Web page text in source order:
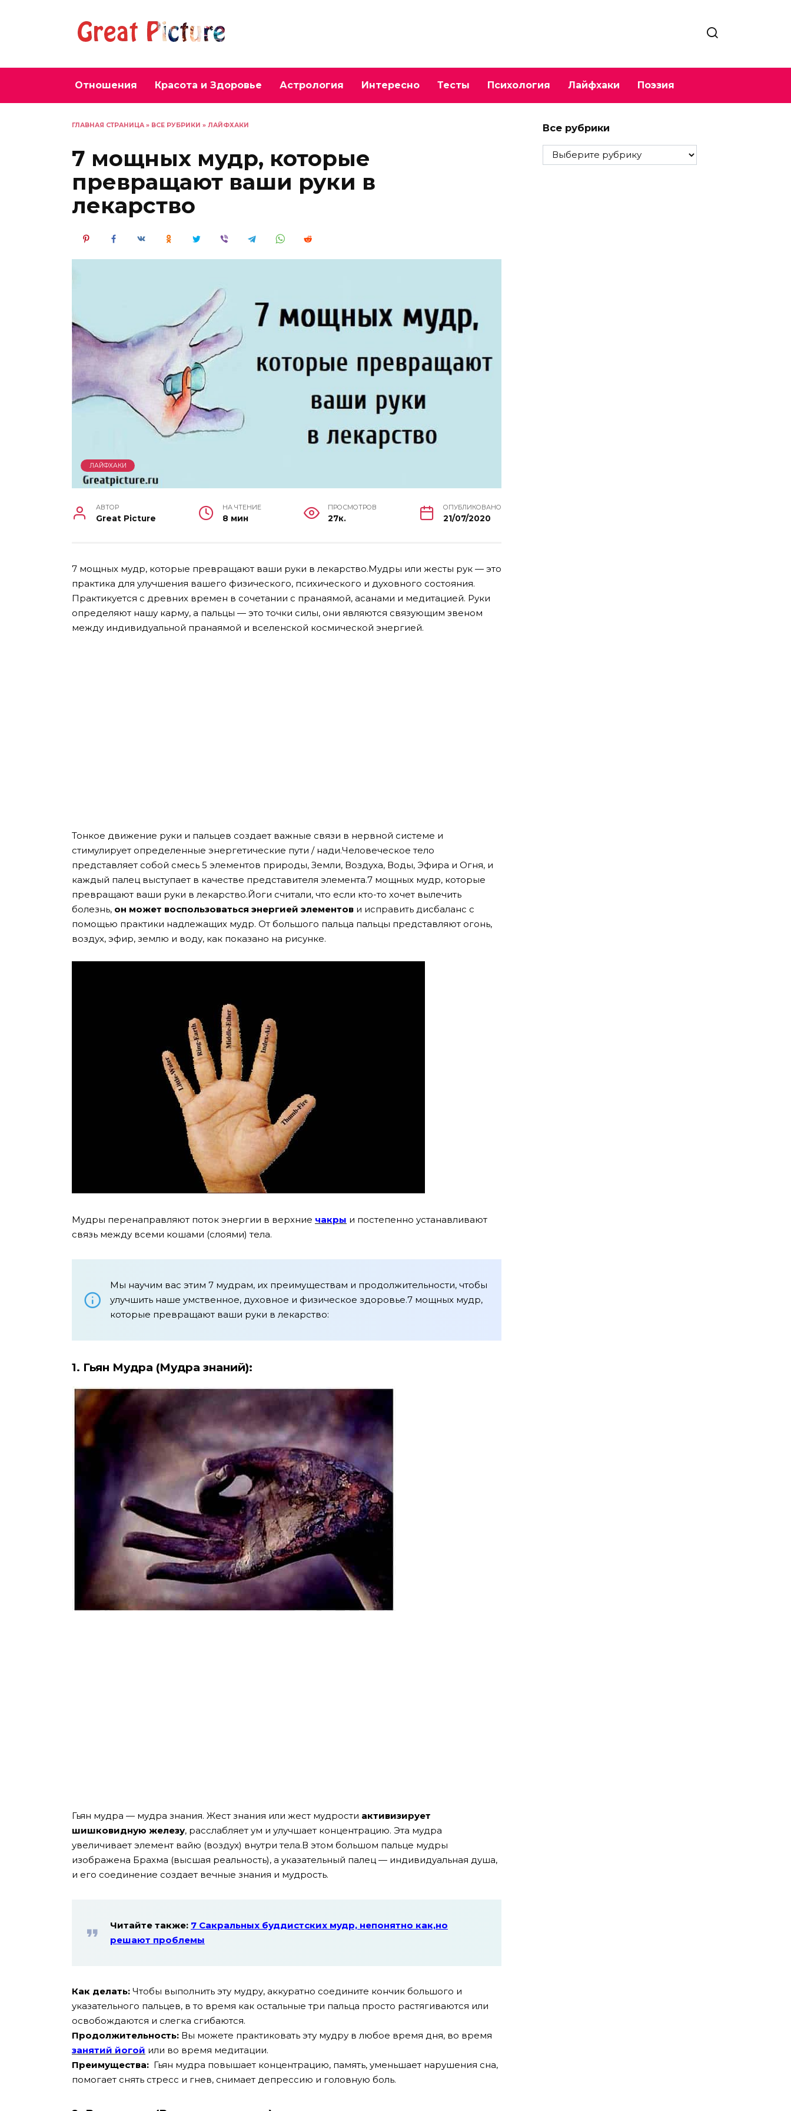
Отношения Красота и Здоровье Астрология Интересно Тесты Психология Лайфхаки Поэзия
ГЛАВНАЯ СТРАНИЦА » ВСЕ РУБРИКИ » ЛАЙФХАКИ
7 мощных мудр, которые
превращают ваши руки в
лекарство
ЛАЙФХАКИ
АВТОР
Great Picture
НА ЧТЕНИЕ
8 мин
ПРОСМОТРОВ
27к.
ОПУБЛИКОВАНО
21/07/2020
7 мощных мудр, которые превращают ваши руки в лекарство.Мудры или жесты рук — это
практика для улучшения вашего физического, психического и духовного состояния.
Практикуется с древних времен в сочетании с пранаямой, асанами и медитацией. Руки
определяют нашу карму, а пальцы — это точки силы, они являются связующим звеном
между индивидуальной пранаямой и вселенской космической энергией.
Тонкое движение руки и пальцев создает важные связи в нервной системе и
стимулирует определенные энергетические пути / нади.Человеческое тело
представляет собой смесь 5 элементов природы, Земли, Воздуха, Воды, Эфира и Огня, и
каждый палец выступает в качестве представителя элемента.7 мощных мудр, которые
превращают ваши руки в лекарство.Йоги считали, что если кто-то хочет вылечить
болезнь, он может воспользоваться энергией элементов и исправить дисбаланс с
помощью практики надлежащих мудр. От большого пальца пальцы представляют огонь,
воздух, эфир, землю и воду, как показано на рисунке.
Мудры перенаправляют поток энергии в верхние чакры и постепенно устанавливают
связь между всеми кошами (слоями) тела.
Мы научим вас этим 7 мудрам, их преимуществам и продолжительности, чтобы
улучшить наше умственное, духовное и физическое здоровье.7 мощных мудр,
которые превращают ваши руки в лекарство:
1. Гьян Мудра (Мудра знаний):
Гьян мудра — мудра знания. Жест знания или жест мудрости активизирует
шишковидную железу, расслабляет ум и улучшает концентрацию. Эта мудра
увеличивает элемент вайю (воздух) внутри тела.В этом большом пальце мудры
изображена Брахма (высшая реальность), а указательный палец — индивидуальная душа,
и его соединение создает вечные знания и мудрость.
Читайте также: 7 Сакральных буддистских мудр, непонятно как,но
решают проблемы
Как делать: Чтобы выполнить эту мудру, аккуратно соедините кончик большого и
указательного пальцев, в то время как остальные три пальца просто растягиваются или
освобождаются и слегка сгибаются.
Продолжительность: Вы можете практиковать эту мудру в любое время дня, во время
занятий йогой или во время медитации.
Преимущества: Гьян мудра повышает концентрацию, память, уменьшает нарушения сна,
помогает снять стресс и гнев, снимает депрессию и головную боль.
Все рубрики
Все
рубрики